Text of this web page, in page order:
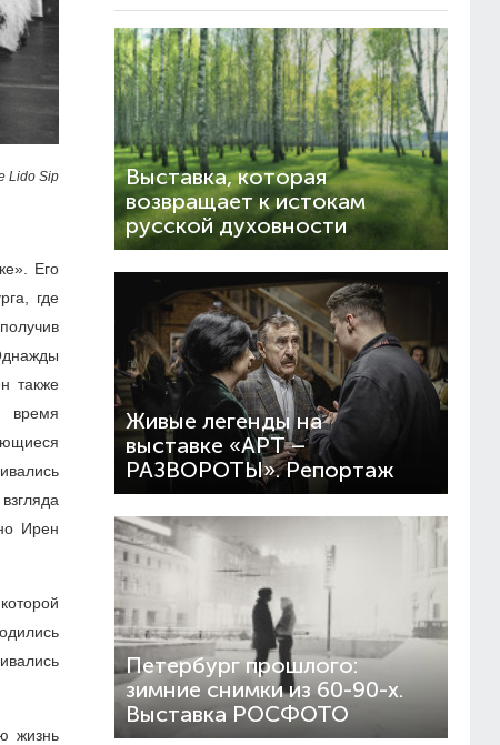
Sipa
Его
где
также
время
Ирен
жизнь
Выставка, которая
возвращает к истокам
русской духовности
Живые легенды на
выставке «АРТ –
РАЗВОРОТЫ». Репортаж
Петербург прошлого:
зимние снимки из 60-90-х.
Выставка РОСФОТО